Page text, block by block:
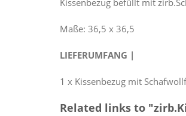
Kissenbezug befüllt mit
Maße: 36,5 x 36,5
LIEFERUMFANG |
1 x Kissenbezug mit
Related links to